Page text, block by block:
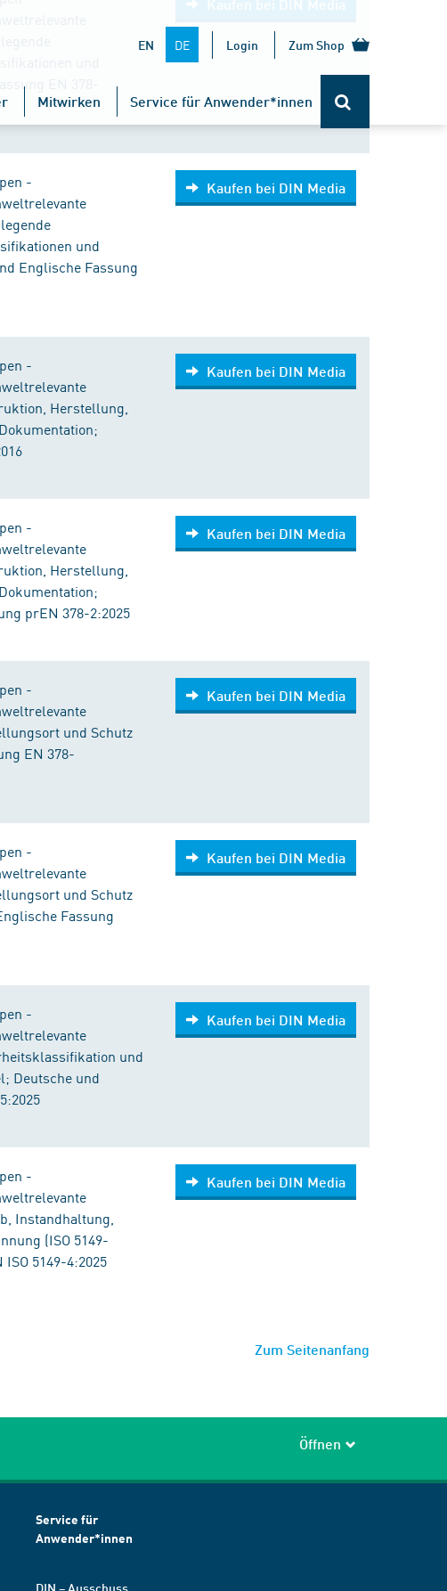
EN DE Login Zum Shop
Mitwirken Service für Anwender*innen
EN 378-
Kaufen bei DIN Media
-
und
Englische Fassung
Kaufen bei DIN Media
-
Herstellung,
Kaufen bei DIN Media
-
Herstellung,
prEN 378-2:2025
Kaufen bei DIN Media
-
und Schutz
EN 378-
Kaufen bei DIN Media
-
und Schutz
Fassung
Kaufen bei DIN Media
-
und
Deutsche und
Kaufen bei DIN Media
-
Instandhaltung,
(ISO 5149-
5149-4:2025
Kaufen bei DIN Media
Zum Seitenanfang
Öffnen
Service für
Anwender*innen
DIN – Ausschuss